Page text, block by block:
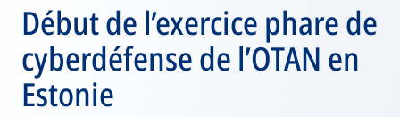
Début de l’exercice phare de
cyberdéfense de l’OTAN en
Estonie